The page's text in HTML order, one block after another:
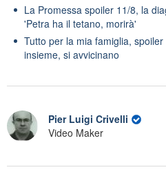
La Promessa spoiler 11/8, la
'Petra ha il tetano, morirà'
Tutto per la mia famiglia,
insieme, si avvicinano
Pier Luigi Crivelli
Video Maker